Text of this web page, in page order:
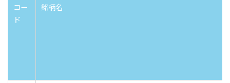
コー
ド
銘柄名